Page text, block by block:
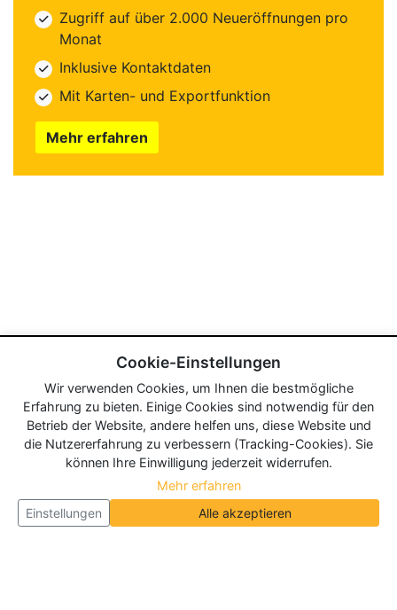
Zugriff auf über 2.000 Neueröffnungen pro
Monat
Inklusive Kontaktdaten
Mit Karten- und Exportfunktion
Mehr erfahren
Cookie-Einstellungen
Wir verwenden Cookies, um Ihnen die bestmögliche
Erfahrung zu bieten. Einige Cookies sind notwendig für den
Betrieb der Website, andere helfen uns, diese Website und
die Nutzererfahrung zu verbessern (Tracking-Cookies). Sie
können Ihre Einwilligung jederzeit widerrufen.
Mehr erfahren
Einstellungen
Alle akzeptieren